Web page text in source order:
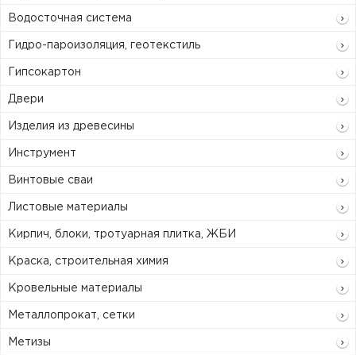
Водосточная система
Гидро-пароизоляция, геотекстиль
Гипсокартон
Двери
Изделия из древесины
Инструмент
Винтовые сваи
Листовые материалы
Кирпич, блоки, тротуарная плитка, ЖБИ
Краска, строительная химия
Кровельные материалы
Металлопрокат, сетки
Метизы